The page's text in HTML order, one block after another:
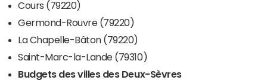
Cours (79220)
Germond-Rouvre (79220)
La Chapelle-Bâton (79220)
Saint-Marc-la-Lande (79310)
Budgets des villes des Deux-Sèvres